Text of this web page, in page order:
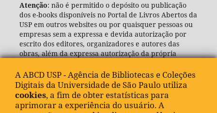
Atenção: não é permitido o depósito ou publicação
dos e-books disponíveis no Portal de Livros Abertos da
USP em outros websites ou por quaisquer pessoas ou
empresas sem a expressa e devida autorização por
escrito dos editores, organizadores e autores das
obras, além da expressa autorização da própria
(ABCD-USP).
A ABCD USP - Agência de Bibliotecas e Coleções
Digitais da Universidade de São Paulo utiliza
cookies, a fim de obter estatísticas para
aprimorar a experiência do usuário. A